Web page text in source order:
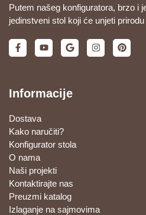
Putem našeg konfiguratora, brzo i
jedinstveni stol koji će unjeti
Informacije
Dostava
Kako naručiti?
Konfigurator stola
O nama
Naši projekti
Kontaktirajte nas
Preuzmi katalog
Izlaganje na sajmovima